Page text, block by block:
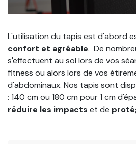
L'utilisation du tapis est d'abord
confort et agréable. De
s'effectuent au sol lors de vos
fitness ou alors lors de vos
d'abdominaux. Nos tapis sont
: 140 cm ou 180 cm pour 1 cm
réduire les impacts et de